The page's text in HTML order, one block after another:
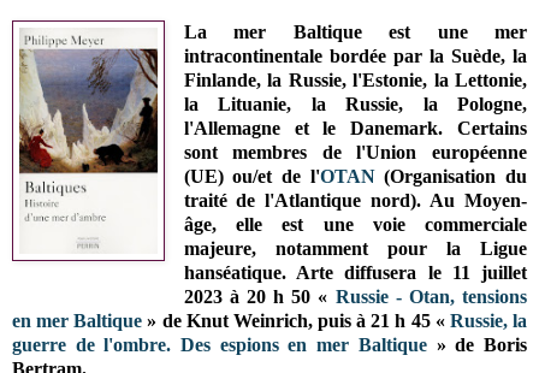
La mer Baltique est une mer
intracontinentale bordée par la Suède, la
Finlande, la Russie, l'Estonie, la Lettonie,
la Lituanie, la Russie, la Pologne,
l'Allemagne et le Danemark.
Certains
sont membres de l'Union européenne
(UE) ou/et de l'OTAN(Organisation du
traité de l'Atlantique nord). Au Moyen-
âge, elle est une voie commerciale
majeure, notamment pour la Ligue
hanséatique. Arte diffusera le 11 juillet
2023 à 20 h 50 « Russie - Otan, tensions
en mer Baltique » de Knut Weinrich, puis à 21 h 45 « Russie, la
guerre de l'ombre. Des espions en mer Baltique» de Boris
Bertram.